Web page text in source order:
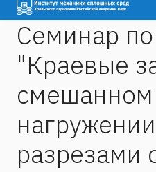
Семинар
"Краевые
смешанном
разрезами